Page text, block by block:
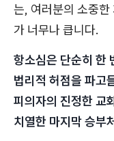
는, 여러분의 소중한
가 너무나 큽니다.
항소심은 단순히 한
법리적 허점을 파고
피의자의 진정한 교
치열한 마지막 승부